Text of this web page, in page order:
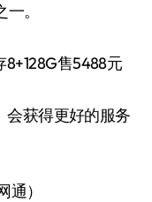
。
获得更好的服务
）